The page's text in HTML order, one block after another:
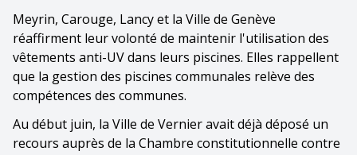
Meyrin, Carouge, Lancy et la Ville de Genève
réaffirment leur volonté de maintenir l'utilisation des
vêtements anti-UV dans leurs piscines. Elles rappellent
que la gestion des piscines communales relève des
compétences des communes.
Au début juin, la Ville de Vernier avait déjà déposé un
recours auprès de la Chambre constitutionnelle contre